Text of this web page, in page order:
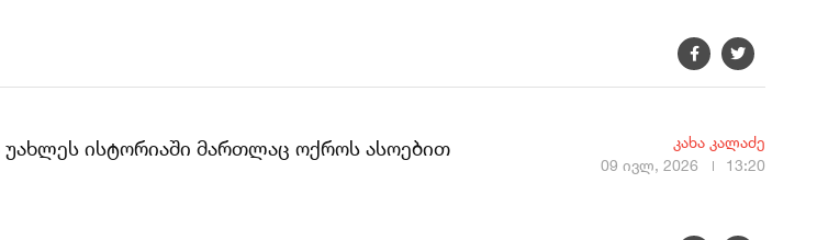
უახლეს ისტორიაში მართლაც ოქროს ასოებით
კახა კალაძე
09 ივლ, 2026
13:20